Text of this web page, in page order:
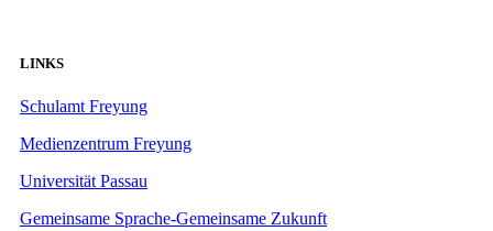
LINKS
Schulamt Freyung
Medienzentrum Freyung
Universität Passau
Gemeinsame Sprache-Gemeinsame Zukunft